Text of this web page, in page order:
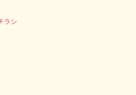
ラシ